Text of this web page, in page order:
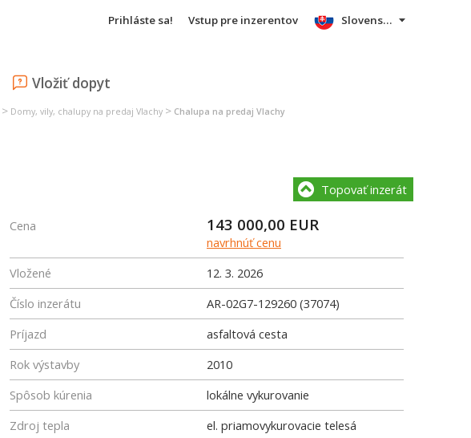
Prihláste sa! Vstup pre inzerentov
Vložiť dopyt
Slovensky
> Domy, vily, chalupy na predaj Vlachy > Chalupa na predaj Vlachy
Topovať inzerát
Cena 143 000,00 EUR
navrhnúť cenu
Vložené
12. 3. 2026
Číslo inzerátu
AR-02G7-129260 (37074)
Príjazd
asfaltová cesta
Rok výstavby
2010
Spôsob kúrenia
lokálne vykurovanie
Zdroj tepla
el. priamovykurovacie telesá